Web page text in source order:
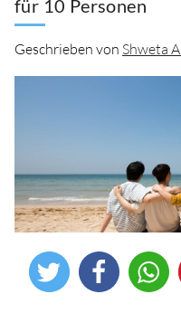
für 10 Personen
Geschrieben von Shweta